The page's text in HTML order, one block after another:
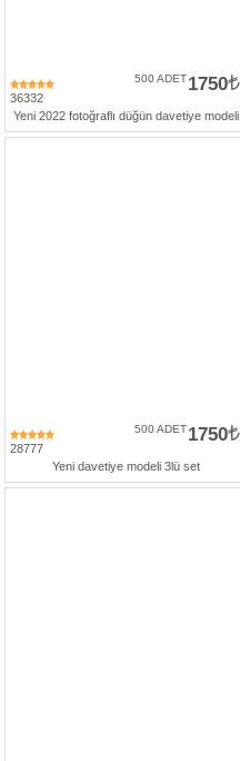
36332
1750
500 ADET
Yeni 2022 fotoğraflı düğün davetiye modeli
28777
1750
500 ADET
Yeni davetiye modeli 3lü set